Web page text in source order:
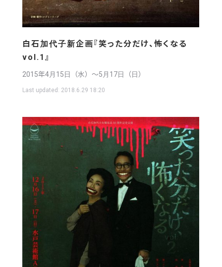
白石加代子新企画『笑った分だけ、怖くなる
vol.1』
2015年4月15日（水）〜5月17日（日）
Last updated: 2018.6.29 18:20